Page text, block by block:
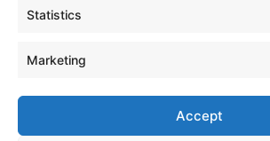
Statistics
Marketing
Accept